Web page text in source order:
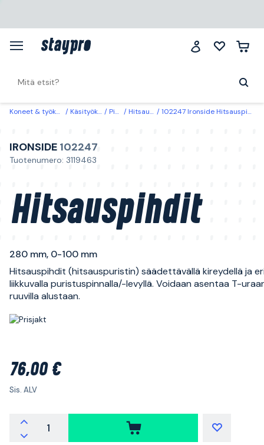
Koneet & työkalut Käsityökalut Pihdit Hitsauspihdit 102247 Ironside Hitsauspihdit 280 mm, 0-100 mm
IRONSIDE 102247
Tuotenumero: 3119463
Hitsauspihdit
280 mm, 0-100 mm
Hitsauspihdit (hitsauspuristin) säädettävällä kireydellä ja
liikkuvalla puristuspinnalla/-levyllä. Voidaan asentaa T-
ruuvilla alustaan.
76,00 €
Sis. ALV